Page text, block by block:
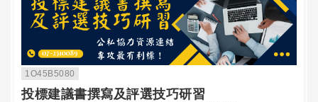
1O45B5080
投標建議書撰寫及評選技巧研習